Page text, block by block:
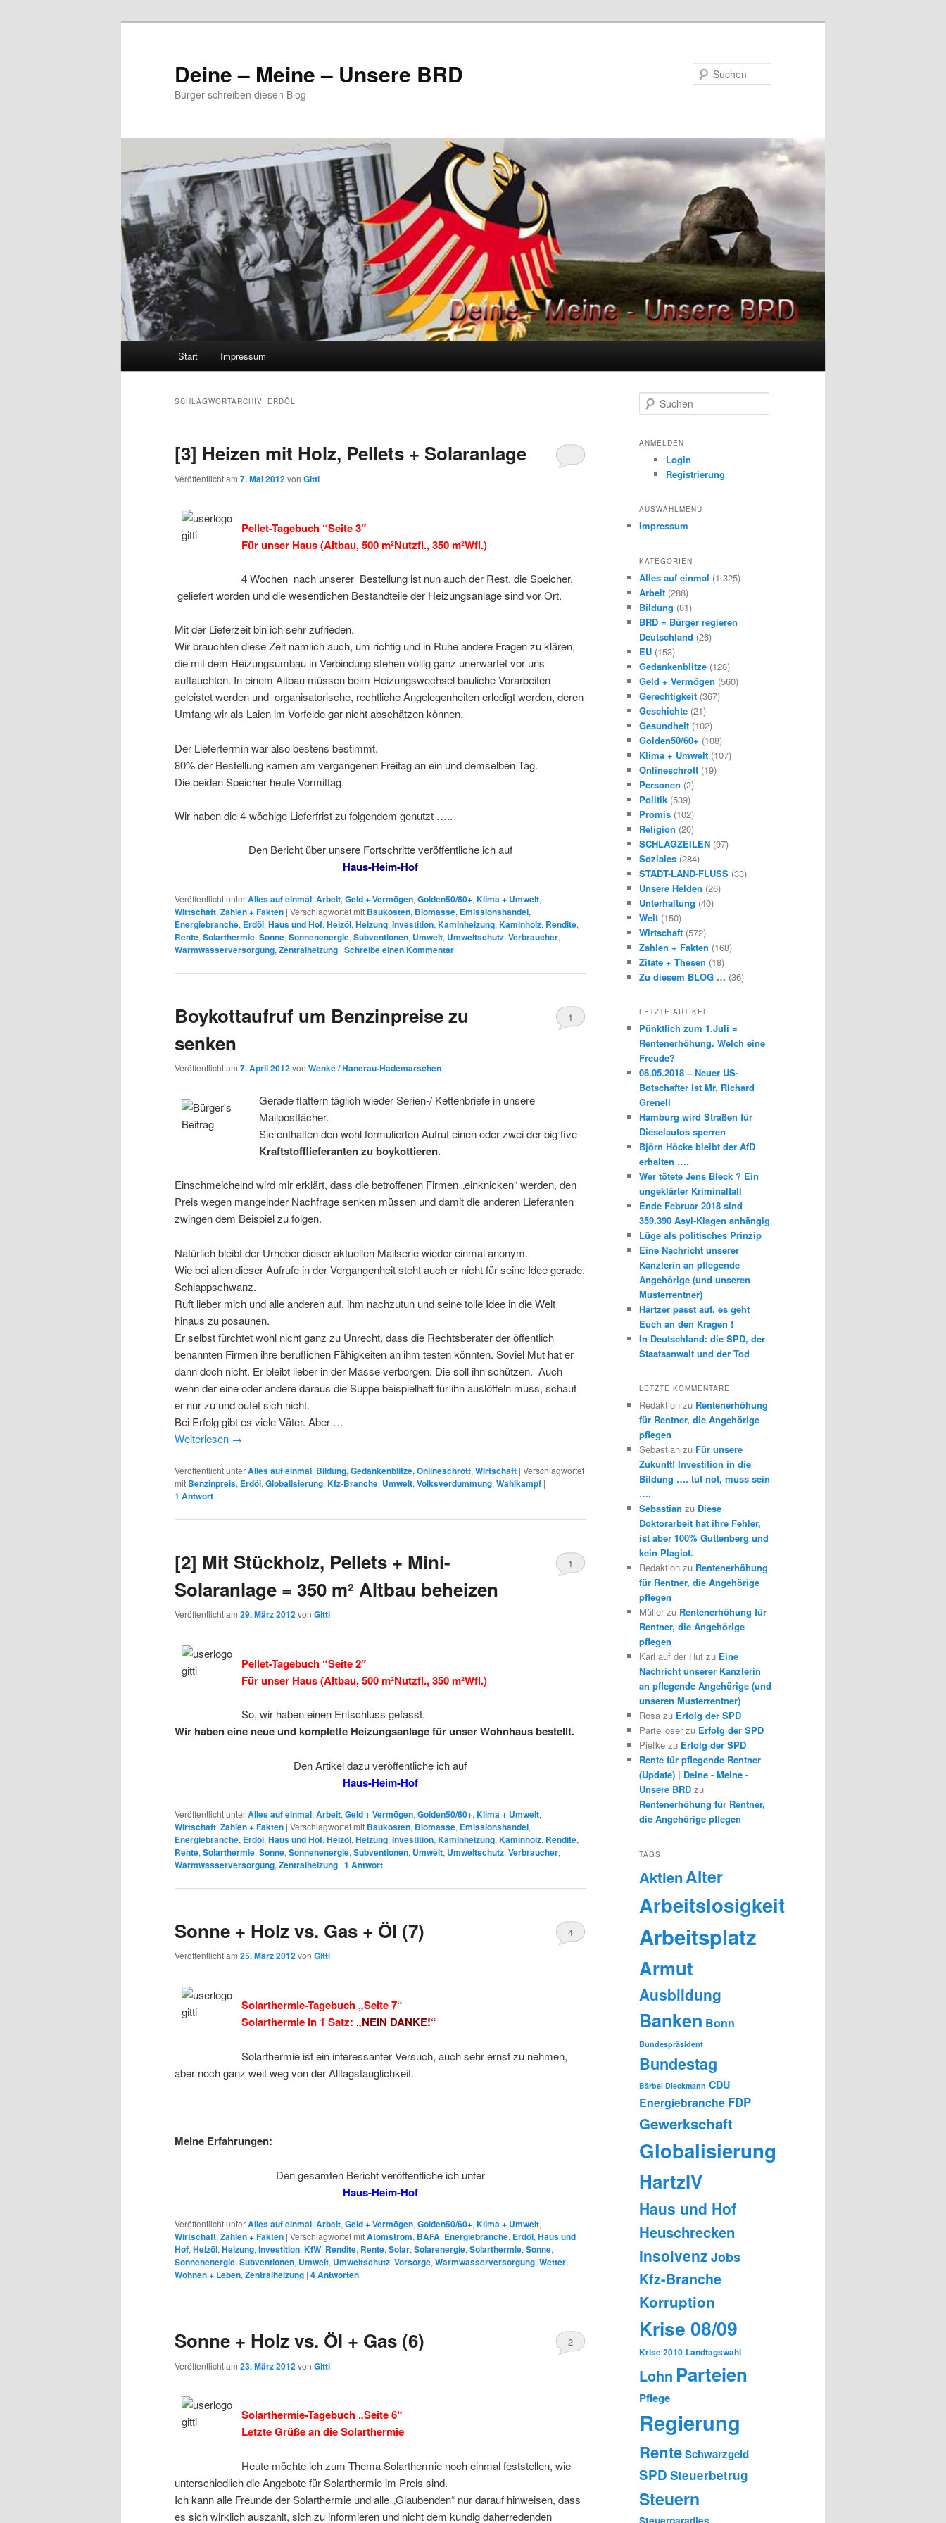
Deine – Meine – Unsere BRD
Bürger schreiben diesen Blog
Start Impressum
SCHLAGWORTARCHIV: ERDÖL
[3] Heizen mit Holz, Pellets + Solaranlage
Veröffentlicht am 7. Mai 2012von Gitti
Pellet-Tagebuch “Seite 3″
Für unser Haus (Altbau, 500 m²Nutzfl., 350 m²Wfl.)
4 Wochen nach unserer Bestellung ist nun auch der Rest, die Speicher,
geliefert worden und die wesentlichen Bestandteile der Heizungsanlage sind vor Ort.
Mit der Lieferzeit bin ich sehr zufrieden.
Wir brauchten diese Zeit nämlich auch, um richtig und in Ruhe andere Fragen zu klären,
die mit dem Heizungsumbau in Verbindung stehen völlig ganz unerwartet vor uns
auftauchten. In einem Altbau müssen beim Heizungswechsel bauliche Vorarbeiten
geleistet werden und organisatorische, rechtliche Angelegenheiten erledigt werden, deren
Umfang wir als Laien im Vorfelde gar nicht abschätzen können.
Der Liefertermin war also bestens bestimmt.
80% der Bestellung kamen am vergangenen Freitag an ein und demselben Tag.
Die beiden Speicher heute Vormittag.
Wir haben die 4-wöchige Lieferfrist zu folgendem genutzt …..
Den Bericht über unsere Fortschritte veröffentliche ich auf
Haus-Heim-Hof
Veröffentlicht unterAlles auf einmal, Arbeit, Geld + Vermögen, Golden50/60+, Klima + Umwelt,
Wirtschaft, Zahlen + Fakten | Verschlagwortet mit Baukosten, Biomasse, Emissionshandel,
Energiebranche, Erdöl, Haus und Hof, Heizöl, Heizung, Investition, Kaminheizung, Kaminholz, Rendite,
Rente, Solarthermie, Sonne, Sonnenenergie, Subventionen, Umwelt, Umweltschutz, Verbraucher,
Warmwasserversorgung, Zentralheizung | Schreibe einen Kommentar
Boykottaufruf um Benzinpreise zu
senken
Veröffentlicht am 7. April 2012von Wenke / Hanerau-Hademarschen
1
Gerade flattern täglich wieder Serien-/ Kettenbriefe in unsere
Mailpostfächer.
Sie enthalten den wohl formulierten Aufruf einen oder zwei der big five
Kraftstofflieferanten zu boykottieren.
Einschmeichelnd wird mir erklärt, dass die betroffenen Firmen „einknicken“ werden, den
Preis wegen mangelnder Nachfrage senken müssen und damit die anderen Lieferanten
zwingen dem Beispiel zu folgen.
Natürlich bleibt der Urheber dieser aktuellen Mailserie wieder einmal anonym.
Wie bei allen dieser Aufrufe in der Vergangenheit steht auch er nicht für seine Idee gerade.
Schlappschwanz.
Ruft lieber mich und alle anderen auf, ihm nachzutun und seine tolle Idee in die Welt
hinaus zu posaunen.
Er selbst fürchtet wohl nicht ganz zu Unrecht, dass die Rechtsberater der öffentlich
benannten Firmen ihre beruflichen Fähigkeiten an ihm testen könnten. Soviel Mut hat er
dann doch nicht. Er bleibt lieber in der Masse verborgen. Die soll ihn schützen. Auch
wenn der eine oder andere daraus die Suppe beispielhaft für ihn auslöffeln muss, schaut
er nur zu und outet sich nicht.
Bei Erfolg gibt es viele Väter. Aber …
Weiterlesen →
Veröffentlicht unterAlles auf einmal, Bildung, Gedankenblitze, Onlineschrott, Wirtschaft | Verschlagwortet
mit Benzinpreis, Erdöl, Globalisierung, Kfz-Branche, Umwelt, Volksverdummung, Wahlkampf |
1 Antwort
[2] Mit Stückholz, Pellets + Mini-
Solaranlage = 350 m² Altbau beheizen
Veröffentlicht am 29. März 2012von Gitti
1
Pellet-Tagebuch “Seite 2″
Für unser Haus (Altbau, 500 m²Nutzfl., 350 m²Wfl.)
So, wir haben einen Entschluss gefasst.
Wir haben eine neue und komplette Heizungsanlage für unser Wohnhaus bestellt.
Den Artikel dazu veröffentliche ich auf
Haus-Heim-Hof
Veröffentlicht unterAlles auf einmal, Arbeit, Geld + Vermögen, Golden50/60+, Klima + Umwelt,
Wirtschaft, Zahlen + Fakten | Verschlagwortet mit Baukosten, Biomasse, Emissionshandel,
Energiebranche, Erdöl, Haus und Hof, Heizöl, Heizung, Investition, Kaminheizung, Kaminholz, Rendite,
Rente, Solarthermie, Sonne, Sonnenenergie, Subventionen, Umwelt, Umweltschutz, Verbraucher,
Warmwasserversorgung, Zentralheizung | 1 Antwort
Sonne + Holz vs. Gas + Öl (7)
Veröffentlicht am 25. März 2012von Gitti
4
Solarthermie-Tagebuch „Seite 7“
Solarthermie in 1 Satz: „NEIN DANKE!“
Solarthermie ist ein interessanter Versuch, auch sehr ernst zu nehmen,
aber noch ganz weit weg von der Alltagstauglichkeit.
Meine Erfahrungen:
Den gesamten Bericht veröffentliche ich unter
Haus-Heim-Hof
Veröffentlicht unterAlles auf einmal, Arbeit, Geld + Vermögen, Golden50/60+, Klima + Umwelt,
Wirtschaft, Zahlen + Fakten | Verschlagwortet mitAtomstrom, BAFA, Energiebranche, Erdöl, Haus und
Hof, Heizöl, Heizung, Investition, KfW, Rendite, Rente, Solar, Solarenergie, Solarthermie, Sonne,
Sonnenenergie, Subventionen, Umwelt, Umweltschutz, Vorsorge, Warmwasserversorgung, Wetter,
Wohnen + Leben, Zentralheizung | 4Antworten
Sonne + Holz vs. Öl + Gas (6)
Veröffentlicht am 23. März 2012von Gitti
2
Solarthermie-Tagebuch „Seite 6“
Letzte Grüße an die Solarthermie
Heute möchte ich zum Thema Solarthermie noch einmal feststellen, wie
unterschiedlich die Angebote für Solarthermie im Preis sind.
Ich kann alle Freunde der Solarthermie und alle „Glaubenden“ nur darauf hinweisen, dass
es sich wirklich auszahlt, sich zu informieren und nicht dem kundig daherredenden
u
h
ANMELDEN
Login
Registrierung
AUSWAHLMENÜ
Impressum
KATEGORIEN
Alles auf einmal (1.325)
Arbeit (288)
Bildung (81)
BRD = Bürger regieren
Deutschland (26)
EU (153)
Gedankenblitze (128)
Geld + Vermögen (560)
Gerechtigkeit (367)
Geschichte (21)
Gesundheit (102)
Golden50/60+ (108)
Klima + Umwelt (107)
Onlineschrott (19)
Personen (2)
Politik (539)
Promis (102)
Religion (20)
SCHLAGZEILEN (97)
Soziales (284)
STADT-LAND-FLUSS (33)
Unsere Helden (26)
Unterhaltung (40)
Welt (150)
Wirtschaft (572)
Zahlen + Fakten (168)
Zitate + Thesen (18)
Zu diesem BLOG … (36)
LETZTE ARTIKEL
Pünktlich zum 1.Juli =
Rentenerhöhung. Welch eine
Freude?
08.05.2018 – Neuer US-
Botschafter ist Mr. Richard
Grenell
Hamburg wird Straßen für
Dieselautos sperren
Björn Höcke bleibt der AfD
erhalten ….
Wer tötete Jens Bleck ? Ein
ungeklärter Kriminalfall
Ende Februar 2018 sind
359.390 Asyl-Klagen anhängig
Lüge als politisches Prinzip
Eine Nachricht unserer
Kanzlerin an pflegende
Angehörige (und unseren
Musterrentner)
Hartzer passt auf, es geht
Euch an den Kragen !
In Deutschland: die SPD, der
Staatsanwalt und der Tod
LETZTE KOMMENTARE
Redaktion zu Rentenerhöhung
für Rentner, die Angehörige
pflegen
Sebastian zu Für unsere
Zukunft! Investition in die
Bildung …. tut not, muss sein
….
Sebastian zu Diese
Doktorarbeit hat ihre Fehler,
ist aber 100% Guttenberg und
kein Plagiat.
Redaktion zu Rentenerhöhung
für Rentner, die Angehörige
pflegen
Müller zu Rentenerhöhung für
Rentner, die Angehörige
pflegen
Karl auf der Hut zu Eine
Nachricht unserer Kanzlerin
an pflegende Angehörige (und
unseren Musterrentner)
Rosa zu Erfolg der SPD
Parteiloser zu Erfolg der SPD
Piefke zu Erfolg der SPD
Rente für pflegende Rentner
(Update) | Deine - Meine -
Unsere BRD zu
Rentenerhöhung für Rentner,
die Angehörige pflegen
TAGS
AktienAlter
Arbeitslosigkeit
Arbeitsplatz
Armut
Ausbildung
Banken Bonn
Bundespräsident
Bundestag
Bärbel Dieckmann CDU
Energiebranche FDP
Gewerkschaft
Globalisierung
HartzIV
Haus und Hof
Heuschrecken
Insolvenz Jobs
Kfz-Branche
Korruption
Krise 08/09
Krise 2010 Landtagswahl
Lohn Parteien
Pflege
Regierung
RenteSchwarzgeld
SPD Steuerbetrug
Steuern